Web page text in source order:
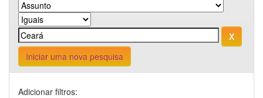
Iniciar uma nova pesquisa
Adicionar filtros: